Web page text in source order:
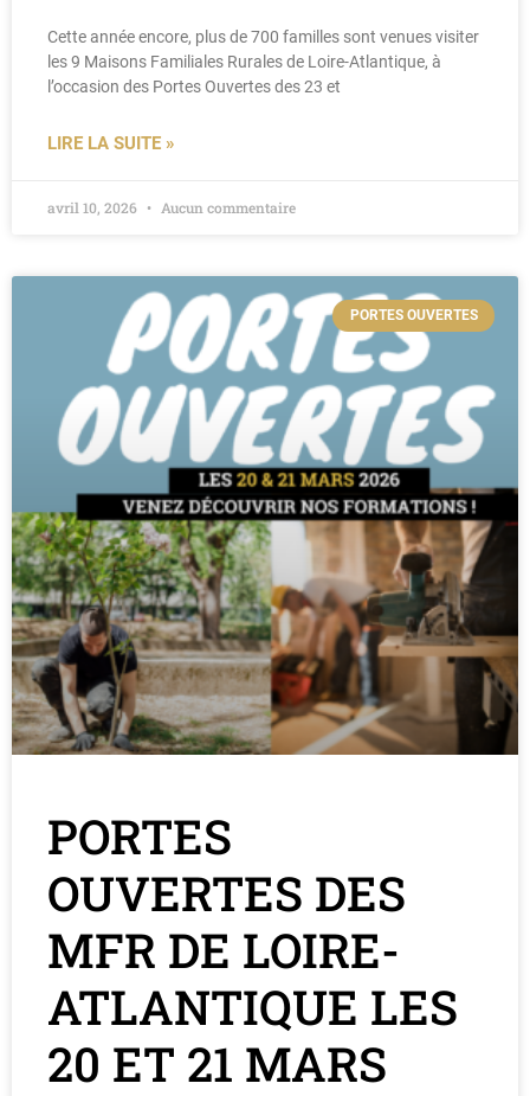
Cette année encore, plus de 700 familles sont venues visiter
les 9 Maisons Familiales Rurales de Loire-Atlantique, à
l’occasion des Portes Ouvertes des 23 et
LIRE LA SUITE »
avril 10, 2026 Aucun commentaire
PORTES OUVERTES
PORTES
OUVERTES DES
MFR DE LOIRE-
ATLANTIQUE LES
20 ET 21 MARS